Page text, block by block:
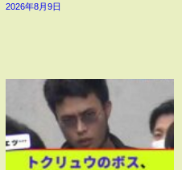
2026年8月9日